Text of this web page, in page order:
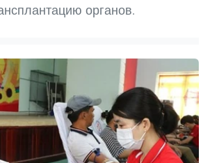
органов.